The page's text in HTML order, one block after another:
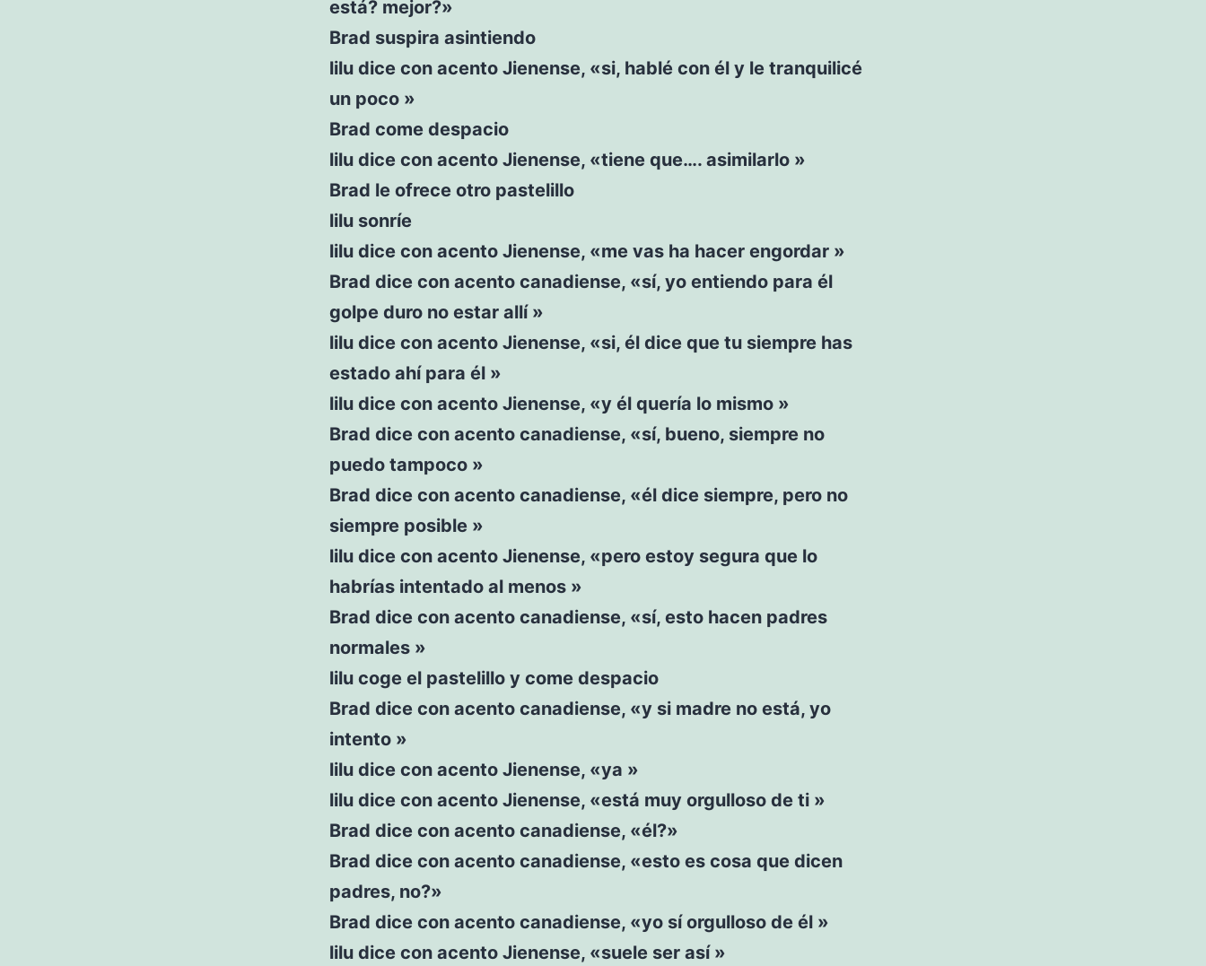
está? mejor?»
Brad suspira asintiendo
lilu dice con acento Jienense, «si, hablé con él y le tranquilicé
un poco »
Brad come despacio
lilu dice con acento Jienense, «tiene que…. asimilarlo »
Brad le ofrece otro pastelillo
lilu sonríe
lilu dice con acento Jienense, «me vas ha hacer engordar »
Brad dice con acento canadiense, «sí, yo entiendo para él
golpe duro no estar allí »
lilu dice con acento Jienense, «si, él dice que tu siempre has
estado ahí para él »
lilu dice con acento Jienense, «y él quería lo mismo »
Brad dice con acento canadiense, «sí, bueno, siempre no
puedo tampoco »
Brad dice con acento canadiense, «él dice siempre, pero no
siempre posible »
lilu dice con acento Jienense, «pero estoy segura que lo
habrías intentado al menos »
Brad dice con acento canadiense, «sí, esto hacen padres
normales »
lilu coge el pastelillo y come despacio
Brad dice con acento canadiense, «y si madre no está, yo
intento »
lilu dice con acento Jienense, «ya »
lilu dice con acento Jienense, «está muy orgulloso de ti »
Brad dice con acento canadiense, «él?»
Brad dice con acento canadiense, «esto es cosa que dicen
padres, no?»
Brad dice con acento canadiense, «yo sí orgulloso de él »
lilu dice con acento Jienense, «suele ser así »